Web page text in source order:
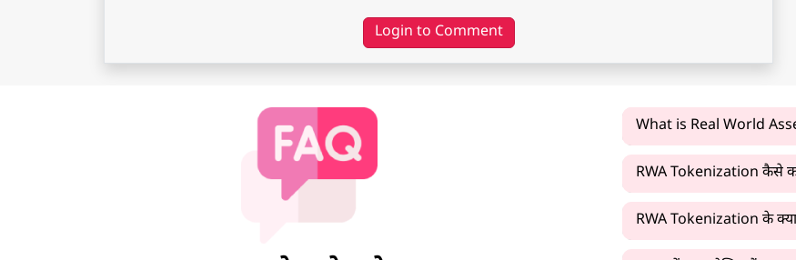
Login to Comment
What is Real World
RWA Tokenization कैसे
RWA Tokenization के